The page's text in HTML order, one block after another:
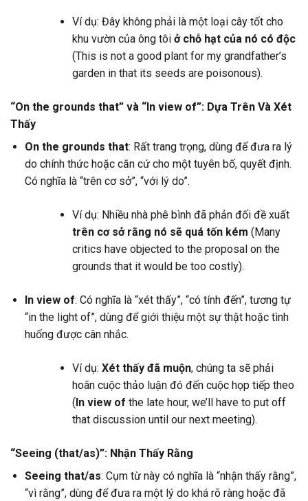
Ví dụ: Đây không phải là một loại cây tốt cho
khu vườn của ông tôi ở chỗ hạt của nó có độc
(This is not a good plant for my grandfather’s
garden in that its seeds are poisonous).
“On the grounds that” và “In view of”: Dựa Trên Và Xét
Thấy
On the grounds that: Rất trang trọng, dùng để đưa ra lý
do chính thức hoặc căn cứ cho một tuyên bố, quyết định.
Có nghĩa là “trên cơ sở”, “với lý do”.
Ví dụ: Nhiều nhà phê bình đã phản đối đề xuất
trên cơ sở rằng nó sẽ quá tốn kém (Many
critics have objected to the proposal on the
grounds that it would be too costly).
In view of: Có nghĩa là “xét thấy”, “có tính đến”, tương tự
“in the light of”, dùng để giới thiệu một sự thật hoặc tình
huống được cân nhắc.
Ví dụ: Xét thấy đã muộn, chúng ta sẽ phải
hoãn cuộc thảo luận đó đến cuộc họp tiếp theo
( In view of the late hour, we’ll have to put off
that discussion until our next meeting).
“Seeing (that/as)”: Nhận Thấy Rằng
Seeing that/as: Cụm từ này có nghĩa là “nhận thấy rằng”,
“vì rằng”, dùng để đưa ra một lý do khá rõ ràng hoặc đã